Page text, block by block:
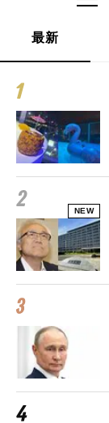
最新
NEW